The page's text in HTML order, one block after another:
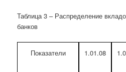
Таблица 3 – Распределение
банков
Показатели 1.01.08